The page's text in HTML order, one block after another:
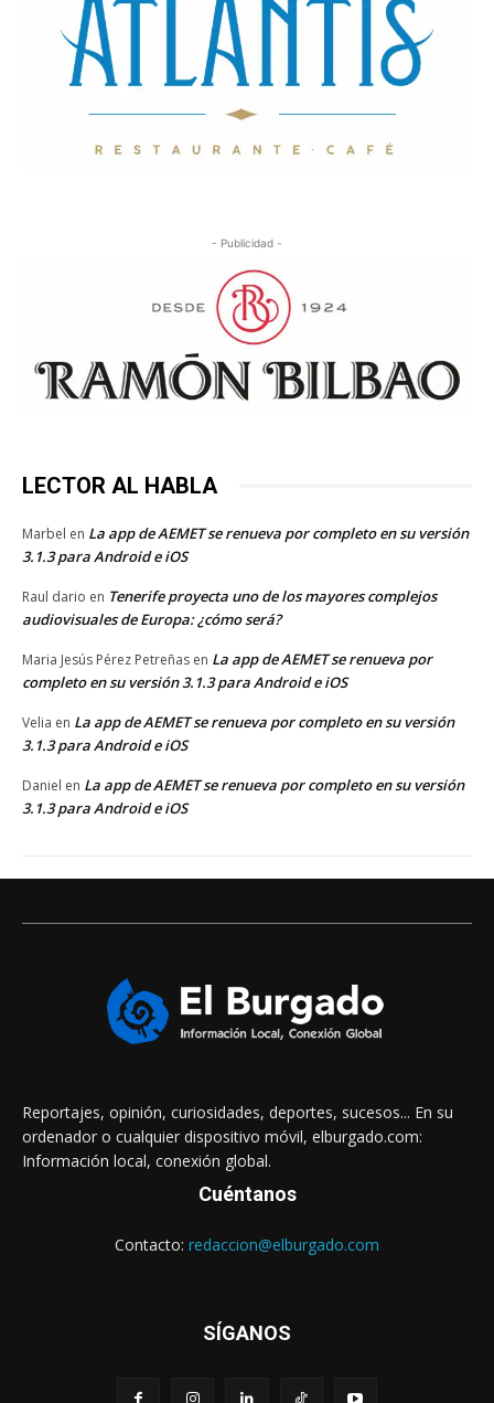
- Publicidad -
LECTOR AL HABLA
Marbel en La app de AEMET se renueva por completo en su versión
3.1.3 para Android e iOS
Raul dario en Tenerife proyecta uno de los mayores complejos
audiovisuales de Europa: ¿cómo será?
Maria Jesús Pérez Petreñas en La app de AEMET se renueva por
completo en su versión 3.1.3 para Android e iOS
Velia en La app de AEMET se renueva por completo en su versión
3.1.3 para Android e iOS
Daniel en La app de AEMET se renueva por completo en su versión
3.1.3 para Android e iOS
Reportajes, opinión, curiosidades, deportes, sucesos... En su
ordenador o cualquier dispositivo móvil, elburgado.com:
Información local, conexión global.
Cuéntanos
Contacto: redaccion@elburgado.com
SÍGANOS